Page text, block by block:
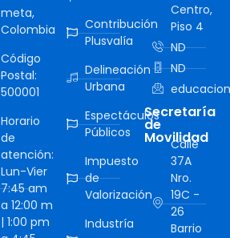
meta,
Colombia
Código
Postal:
500001
Horario
de
atención:
Lun-Vier
7:45 am
a 12:00 m
| 1:00 pm
Contribución
Plusvalía
Delineación
Urbana
Espectáculos
Públicos
Impuesto
de
Valorización
Industría
Centro,
Piso 4
ND
ND
Secretaría
de
Movilidad
Calle
37A
Nro.
19C -
26
Barrio